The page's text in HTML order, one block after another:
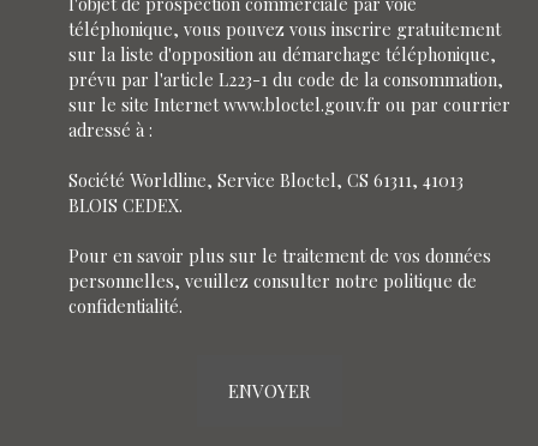
téléphonique, vous pouvez vous inscrire gratuitement
sur la liste d'opposition au démarchage téléphonique,
prévu par l'article L223-1 du code de la consommation,
sur le site Internet www.bloctel.gouv.fr ou par courrier
adressé à :
Société Worldline, Service Bloctel, CS 61311, 41013
BLOIS CEDEX.
Pour en savoir plus sur le traitement de vos données
personnelles, veuillez consulter notre politique de
confidentialité.
ENVOYER